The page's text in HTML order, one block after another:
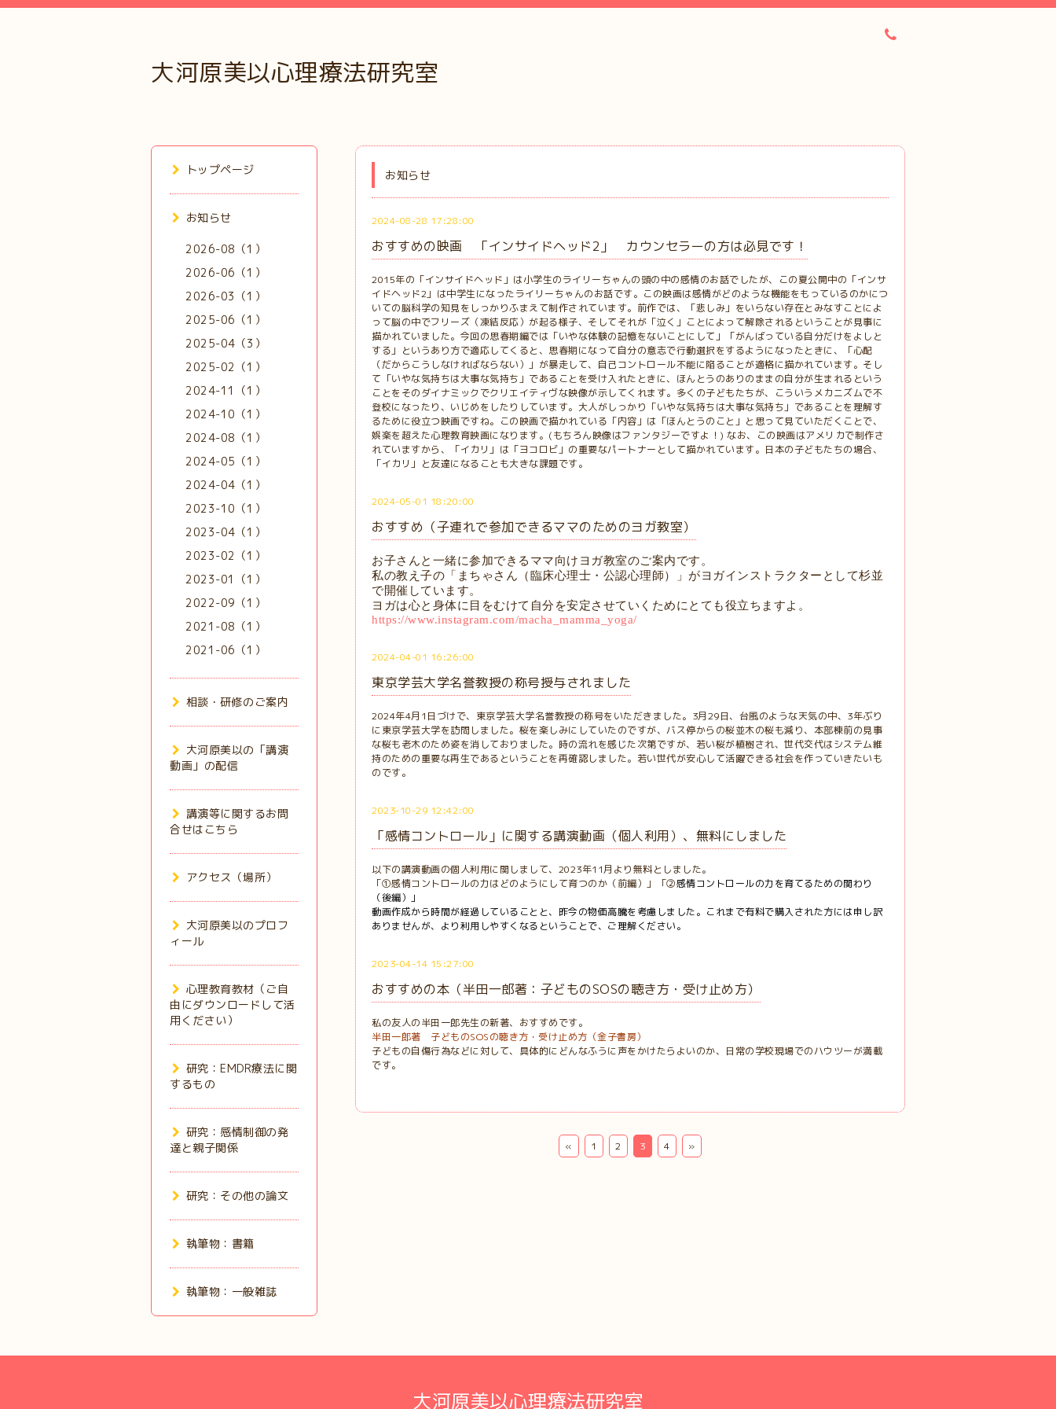
大河原美以心理療法研究室
お知らせ
2024-08-28 17:28:00
おすすめの映画 「インサイドヘッド2」 カウンセラーの方は必見です！
2015年の「インサイドヘッド」は小学生のライリーちゃんの頭の中の感情のお話でしたが、この夏公開中の「インサ
イドヘッド2」は中学生になったライリーちゃんのお話です。この映画は感情がどのような機能をもっているのかにつ
いての脳科学の知見をしっかりふまえて制作されています。前作では、「悲しみ」をいらない存在とみなすことによ
って脳の中でフリーズ（凍結反応）が起る様子、そしてそれが「泣く」ことによって解除されるということが見事に
描かれていました。今回の思春期編では「いやな体験の記憶をないことにして」「がんばっている自分だけをよしと
する」というあり方で適応してくると、思春期になって自分の意志で行動選択をするようになったときに、「心配
（だからこうしなければならない）」が暴走して、自己コントロール不能に陥ることが適格に描かれています。そし
て「いやな気持ちは大事な気持ち」であることを受け入れたときに、ほんとうのありのままの自分が生まれるという
ことをそのダイナミックでクリエイティヴな映像が示してくれます。多くの子どもたちが、こういうメカニズムで不
登校になったり、いじめをしたりしています。大人がしっかり「いやな気持ちは大事な気持ち」であることを理解す
るために役立つ映画ですね。この映画で描かれている「内容」は「ほんとうのこと」と思って見ていただくことで、
娯楽を超えた心理教育映画になります。(もちろん映像はファンタジーですよ！) なお、この映画はアメリカで制作さ
れていますから、「イカリ」は「ヨコロビ」の重要なパートナーとして描かれています。日本の子どもたちの場合、
「イカリ」と友達になることも大きな課題です。
2024-05-01 18:20:00
おすすめ（子連れで参加できるママのためのヨガ教室）
お子さんと一緒に参加できるママ向けヨガ教室のご案内です。
私の教え子の「まちゃさん（臨床心理士・公認心理師）」がヨガインストラクターとして杉並
で開催しています。
ヨガは心と身体に目をむけて自分を安定させていくためにとても役立ちますよ。
https://www.instagram.com/macha_mamma_yoga/
2024-04-01 16:26:00
東京学芸大学名誉教授の称号授与されました
2024年4月1日づけで、東京学芸大学名誉教授の称号をいただきました。3月29日、台風のような天気の中、3年ぶり
に東京学芸大学を訪問しました。桜を楽しみにしていたのですが、バス停からの桜並木の桜も減り、本部棟前の見事
な桜も老木のため姿を消しておりました。時の流れを感じた次第ですが、若い桜が植樹され、世代交代はシステム維
持のための重要な再生であるということを再確認しました。若い世代が安心して活躍できる社会を作っていきたいも
のです。
2023-10-29 12:42:00
「感情コントロール」に関する講演動画（個人利用）、無料にしました
以下の講演動画の個人利用に関しまして、2023年11月より無料としました。
「①感情コントロールの力はどのようにして育つのか（前編）」「②感情コントロールの力を育てるための関わり
（後編）」
動画作成から時間が経過していることと、昨今の物価高騰を考慮しました。これまで有料で購入された方には申し訳
ありませんが、より利用しやすくなるということで、ご理解ください。
2023-04-14 15:27:00
おすすめの本（半田一郎著：子どものSOSの聴き方・受け止め方）
私の友人の半田一郎先生の新著、おすすめです。
半田一郎著 子どものSOSの聴き方・受け止め方（金子書房）
子どもの自傷行為などに対して、具体的にどんなふうに声をかけたらよいのか、日常の学校現場でのハウツーが満載
です。
« 1 2 3 4 »
トップページ
お知らせ
2026-08（1）
2026-06（1）
2026-03（1）
2025-06（1）
2025-04（3）
2025-02（1）
2024-11（1）
2024-10（1）
2024-08（1）
2024-05（1）
2024-04（1）
2023-10（1）
2023-04（1）
2023-02（1）
2023-01（1）
2022-09（1）
2021-08（1）
2021-06（1）
相談・研修のご案内
大河原美以の「講演
動画」の配信
講演等に関するお問
合せはこちら
アクセス（場所）
大河原美以のプロフ
ィール
心理教育教材（ご自
由にダウンロードして活
用ください）
研究：EMDR療法に関
するもの
研究：感情制御の発
達と親子関係
研究：その他の論文
執筆物：書籍
執筆物：一般雑誌
大河原美以心理療法研究室